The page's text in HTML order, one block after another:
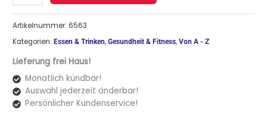
Artikelnummer:6563
Kategorien:Essen & Trinken,Gesundheit & Fitness,Von A - Z
Lieferung frei Haus!
Monatlich kündbar!
Auswahl jederzeit änderbar!
Persönlicher Kundenservice!